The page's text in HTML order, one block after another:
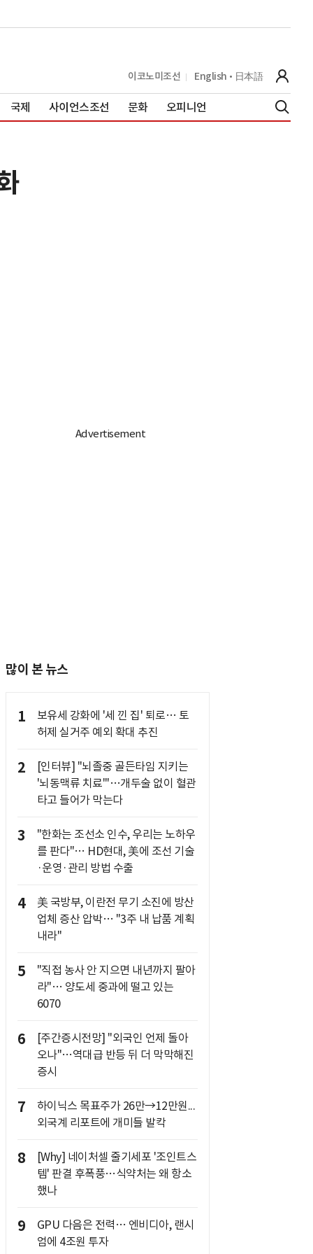
이코노미조선 English 日本語
국제 사이언스조선 문화 오피니언
많이 본 뉴스
1
보유세 강화에 '세 낀 집' 퇴로… 토
허제 실거주 예외 확대 추진
2
[인터뷰] "뇌졸중 골든타임 지키는
'뇌동맥류 치료'"…개두술 없이 혈관
타고 들어가 막는다
3
"한화는 조선소 인수, 우리는 노하우
를 판다"… HD현대, 美에 조선 기술
·운영·관리 방법 수출
4
美 국방부, 이란전 무기 소진에 방산
업체 증산 압박… "3주 내 납품 계획
내라"
5
"직접 농사 안 지으면 내년까지 팔아
라"… 양도세 중과에 떨고 있는
6070
6
[주간증시전망] "외국인 언제 돌아
오나"…역대급 반등 뒤 더 막막해진
증시
7
하이닉스 목표주가 26만→12만원...
외국계 리포트에 개미들 발칵
8
[Why] 네이처셀 줄기세포 '조인트스
템' 판결 후폭풍…식약처는 왜 항소
했나
9
GPU 다음은 전력… 엔비디아, 랜시
엄에 4조원 투자